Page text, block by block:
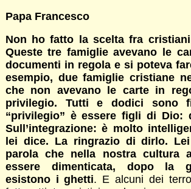
Papa Francesco
Non ho fatto la scelta fra
Queste tre famiglie avevano le
documenti in regola e si poteva
esempio, due famiglie cristiane
che non avevano le carte in
privilegio. Tutti e dodici sono
“privilegio” è essere figli di Dio:
Sull’integrazione: è molto
lei dice. La ringrazio di dirlo.
parola che nella nostra cultura
essere dimenticata, dopo la
esistono i ghetti. E alcuni dei